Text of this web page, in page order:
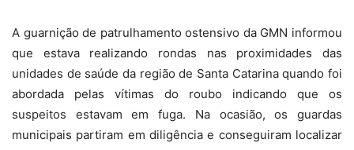
A guarnição de patrulhamento ostensivo da GMN informou
que estava realizando rondas nas proximidades das
unidades de saúde da região de Santa Catarina quando foi
abordada pelas vítimas do roubo indicando que os
suspeitos estavam em fuga. Na ocasião, os guardas
municipais partiram em diligência e conseguiram localizar